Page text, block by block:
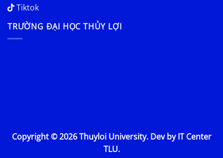
Tiktok
TRƯỜNG ĐẠI HỌC THỦY LỢI
Copyright © 2026 Thuyloi University. Dev by IT Center
TLU.